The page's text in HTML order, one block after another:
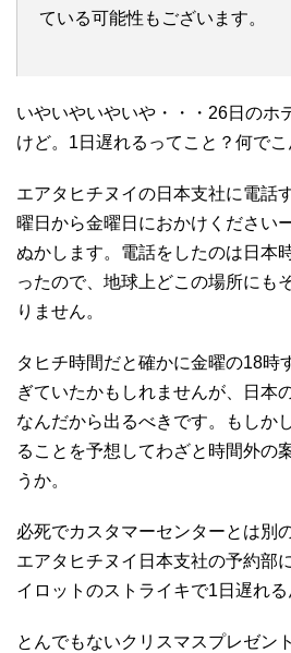
ている可能性もございます。
いやいやいやいや・・・26日のホ
けど。1日遅れるってこと？何でこ
エアタヒチヌイの日本支社に電話
曜日から金曜日におかけください
ぬかします。電話をしたのは日本
ったので、地球上どこの場所にも
りません。
タヒチ時間だと確かに金曜の18時
ぎていたかもしれませんが、日本
なんだから出るべきです。もしか
ることを予想してわざと時間外の
うか。
必死でカスタマーセンターとは別
エアタヒチヌイ日本支社の予約部
イロットのストライキで1日遅れる
とんでもないクリスマスプレゼン